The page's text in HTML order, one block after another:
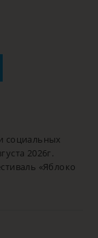
социальных
2026г.
«Яблоко